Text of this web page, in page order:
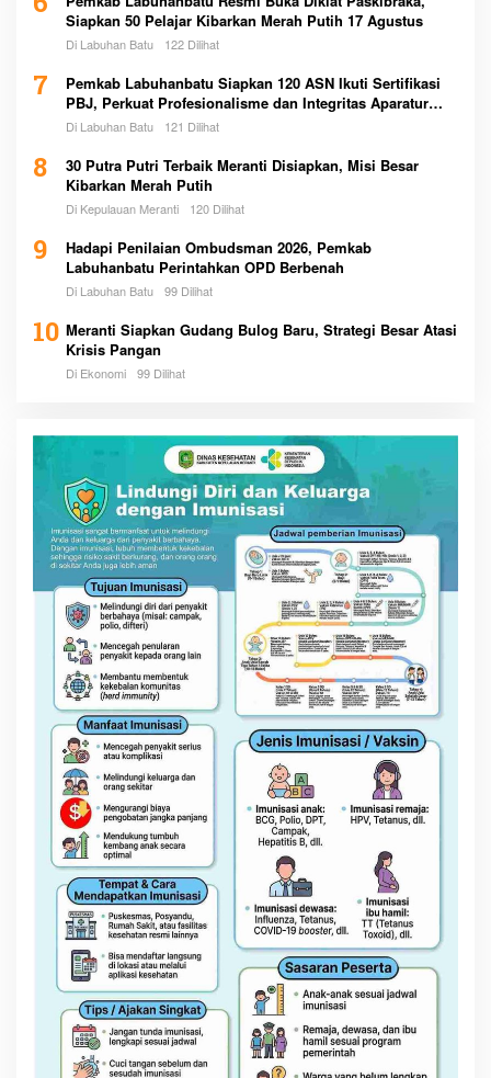
Siapkan 50 Pelajar Kibarkan Merah Putih 17 Agustus
Di Labuhan Batu 122 Dilihat
7
Pemkab Labuhanbatu Siapkan 120 ASN Ikuti Sertifikasi
PBJ, Perkuat Profesionalisme dan Integritas Aparatur
Pemerintah
Di Labuhan Batu 121 Dilihat
8
30 Putra Putri Terbaik Meranti Disiapkan, Misi Besar
Kibarkan Merah Putih
Di Kepulauan Meranti 120 Dilihat
9
Hadapi Penilaian Ombudsman 2026, Pemkab
Labuhanbatu Perintahkan OPD Berbenah
Di Labuhan Batu 99 Dilihat
10 Meranti Siapkan Gudang Bulog Baru, Strategi Besar Atasi
Krisis Pangan
Di Ekonomi 99 Dilihat